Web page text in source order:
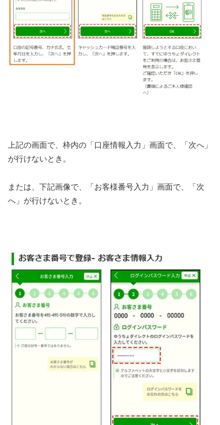
上記の画面で、枠内の「口座情報入力」画面で、「次へ」
が行けないとき。
または、下記画像で、「お客様番号入力」画面で、「次
へ」が行けないとき。